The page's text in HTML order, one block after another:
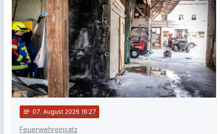
notes 07. August 2026 16:27
Feuerwehreinsatz